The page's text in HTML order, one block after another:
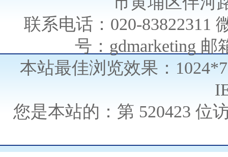
联系电话：020-83822311
号：gdmarketing 邮
本站最佳浏览效果：
您是本站的：第 520423 位